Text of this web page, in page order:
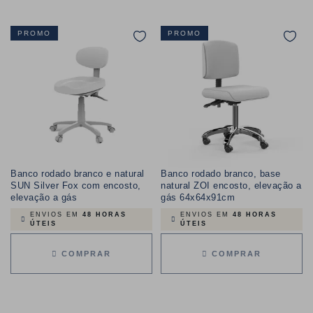
PROMO
Banco rodado branco e natural
SUN Silver Fox com encosto,
elevação a gás
ENVIOS EM 48 HORAS
ÚTEIS
COMPRAR
PROMO
Banco rodado branco, base
natural ZOI encosto, elevação a
gás 64x64x91cm
ENVIOS EM 48 HORAS
ÚTEIS
COMPRAR